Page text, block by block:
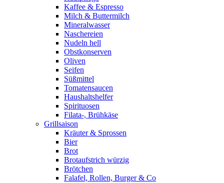
Kaffee & Espresso
Milch & Buttermilch
Mineralwasser
Naschereien
Nudeln hell
Obstkonserven
Oliven
Seifen
Süßmittel
Tomatensaucen
Haushaltshelfer
Spirituosen
Filata-, Brühkäse
Grillsaison
Kräuter & Sprossen
Bier
Brot
Brotaufstrich würzig
Brötchen
Falafel, Rollen, Burger & Co